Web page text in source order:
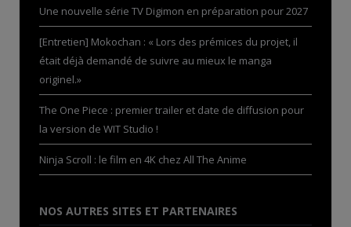
Une nouvelle série TV Digimon en préparation pour 2027
[Entretien] Mokochan : « Lors des prémices du projet, il
était déjà demandé de suivre au mieux le manga
originel.»
The One Piece : premier trailer et date de diffusion pour
la version de WIT Studio !
Ninja Scroll : le film en 4K chez All The Anime
NOS AUTRES SITES ET PARTENAIRES